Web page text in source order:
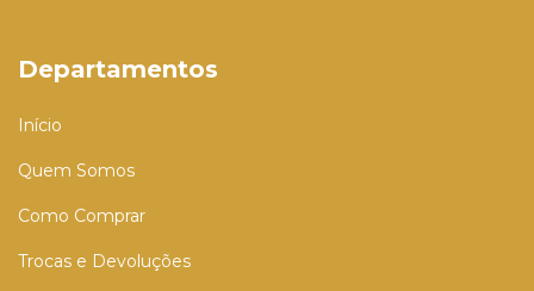
Departamentos
Início
Quem Somos
Como Comprar
Trocas e Devoluções